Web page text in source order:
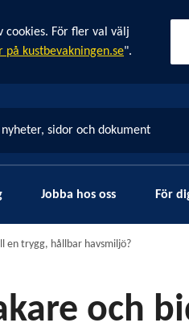
cookies. För fler val välj
på kustbevakningen.se".
nyheter, sidor och dokument
Jobba hos oss För
en trygg, hållbar havsmiljö?
och